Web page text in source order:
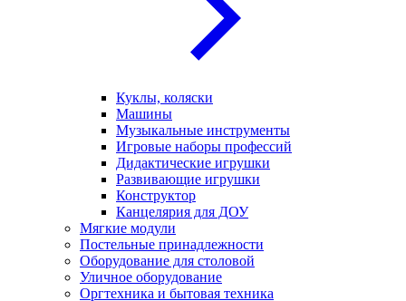
Куклы, коляски
Машины
Музыкальные инструменты
Игровые наборы профессий
Дидактические игрушки
Развивающие игрушки
Конструктор
Канцелярия для ДОУ
Мягкие модули
Постельные принадлежности
Оборудование для столовой
Уличное оборудование
Оргтехника и бытовая техника